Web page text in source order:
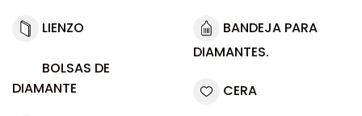
LIENZO
BOLSAS DE
DIAMANTE
BANDEJA PARA
DIAMANTES.
CERA